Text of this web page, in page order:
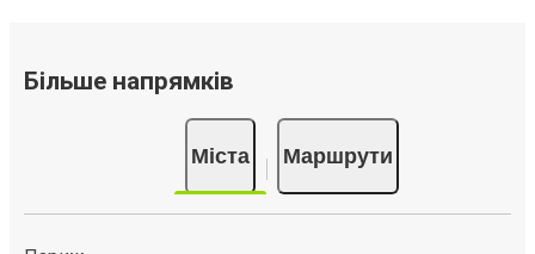
FlixBus пропонує своїм пасажирам недорогі
комфортні подорожі. Вирушаючи в подорож з
кінцевим або початковим пунктом призначення
«Брага», ви зможете використовувати такі зручності
в салоні, як Wi-Fi та розетки. Більш того, у ціну квитка
вже включено перевезення однієї одиниці
туристичного багажу й однієї одиниці ручної поклажі,
Більше напрямків
Міста Маршрути